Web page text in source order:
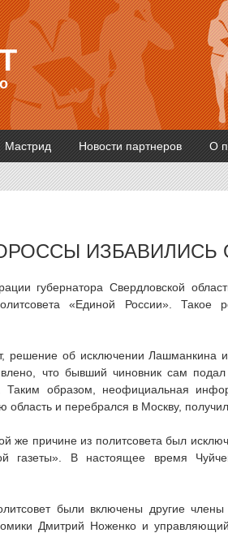
Мастрид Новости партнеров О
губернатора Свердловской
«Единой России».
решение об исключении Лашманкина
что бывший чиновник сам
Таким образом, неофициальная
и перебрался в Москву,
же причине из политсовета был
газеты». В настоящее время
были включены другие
Дмитрий Ноженко и